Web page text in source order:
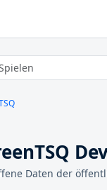
Daten der